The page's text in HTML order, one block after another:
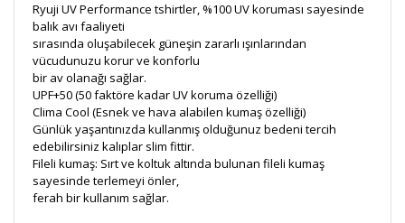
Ryuji UV Performance tshirtler, %100 UV koruması sayesinde
balık avı faaliyeti
sırasında oluşabilecek güneşin zararlı ışınlarından
vücudunuzu korur ve konforlu
bir av olanağı sağlar.
UPF+50 (50 faktöre kadar UV koruma özelliği)
Clima Cool (Esnek ve hava alabilen kumaş özelliği)
Günlük yaşantınızda kullanmış olduğunuz bedeni tercih
edebilirsiniz kalıplar slim fittir.
Fileli kumaş: Sırt ve koltuk altında bulunan fileli kumaş
sayesinde terlemeyi önler,
ferah bir kullanım sağlar.